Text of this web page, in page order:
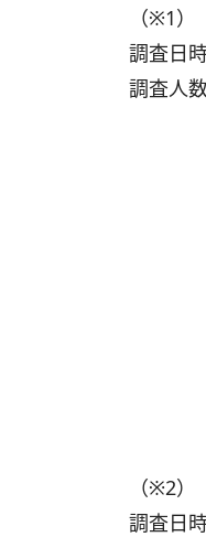
（※1）
調査日
調査人
（※2）
調査日